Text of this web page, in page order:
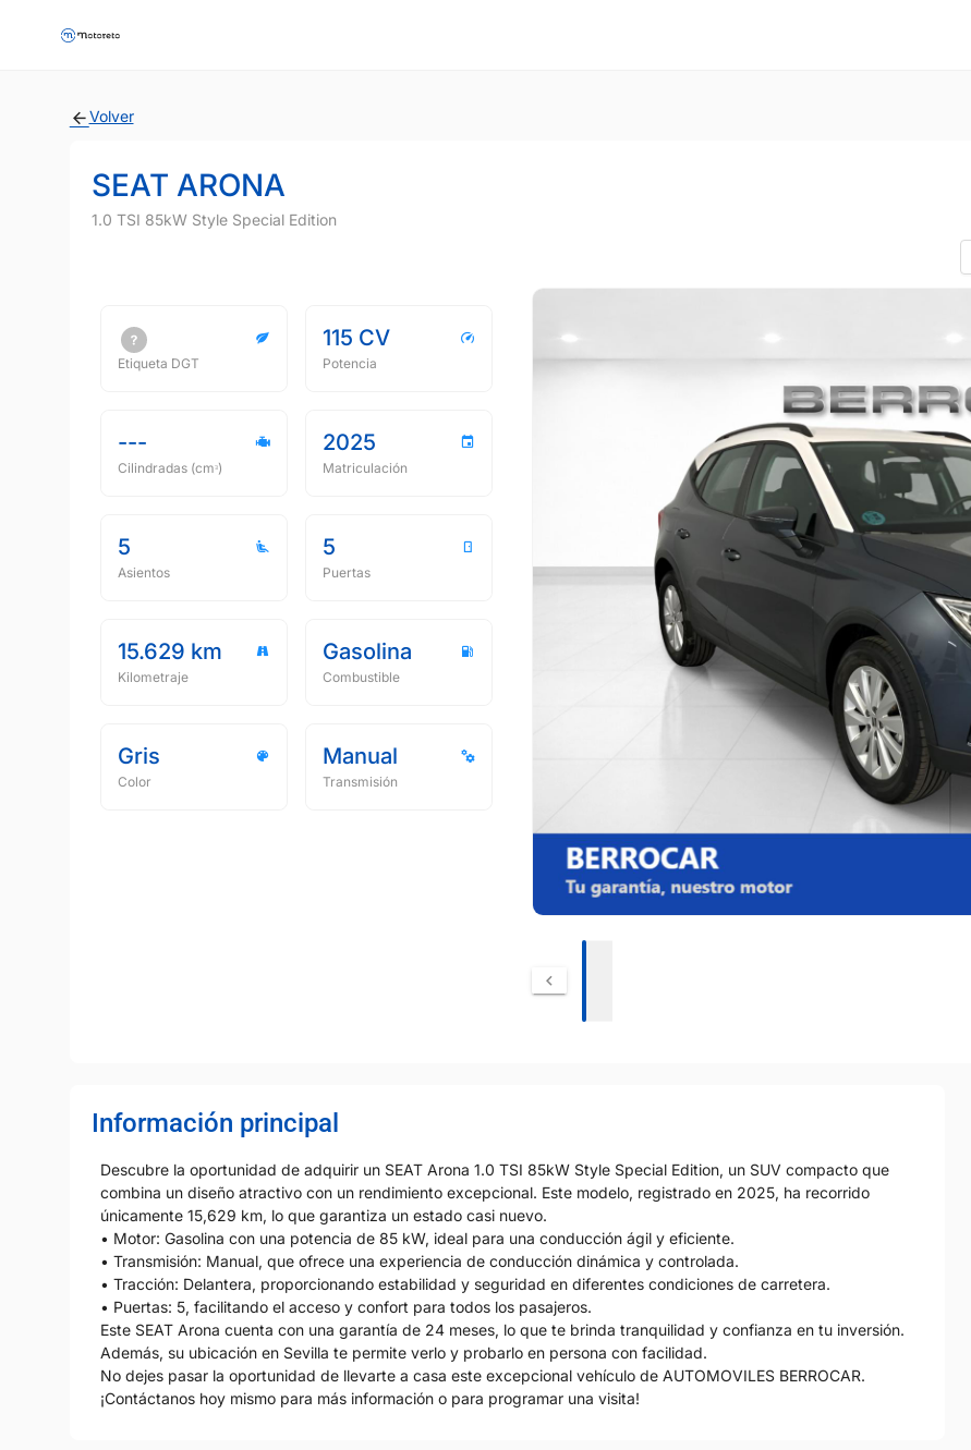
Volver
SEAT ARONA
1.0 TSI 85kW Style Special Edition
Etiqueta DGT
115 CV
Potencia
---
Cilindradas (cmᵌ)
2025
Matriculación
5
Asientos
5
Puertas
15.629 km
Kilometraje
Gasolina
Combustible
Gris
Color
Manual
Transmisión
Información principal
Descubre la oportunidad de adquirir un SEAT Arona 1.0 TSI 85kW Style Special Edition, un SUV compacto que
combina un diseño atractivo con un rendimiento excepcional. Este modelo, registrado en 2025, ha recorrido
únicamente 15,629 km, lo que garantiza un estado casi nuevo.
• Motor: Gasolina con una potencia de 85 kW, ideal para una conducción ágil y eficiente.
• Transmisión: Manual, que ofrece una experiencia de conducción dinámica y controlada.
• Tracción: Delantera, proporcionando estabilidad y seguridad en diferentes condiciones de carretera.
• Puertas: 5, facilitando el acceso y confort para todos los pasajeros.
Este SEAT Arona cuenta con una garantía de 24 meses, lo que te brinda tranquilidad y confianza en tu inversión.
Además, su ubicación en Sevilla te permite verlo y probarlo en persona con facilidad.
No dejes pasar la oportunidad de llevarte a casa este excepcional vehículo de AUTOMOVILES BERROCAR.
¡Contáctanos hoy mismo para más información o para programar una visita!